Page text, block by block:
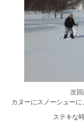
次
カヌーにスノーシューに
ステキな